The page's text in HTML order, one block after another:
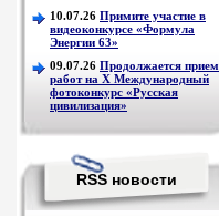
10.07.26 Примите участие в
видеоконкурсе «Формула
Энергии 63»
09.07.26 Продолжается прием
работ на Х Международный
фотоконкурс «Русская
цивилизация»
RSS новости